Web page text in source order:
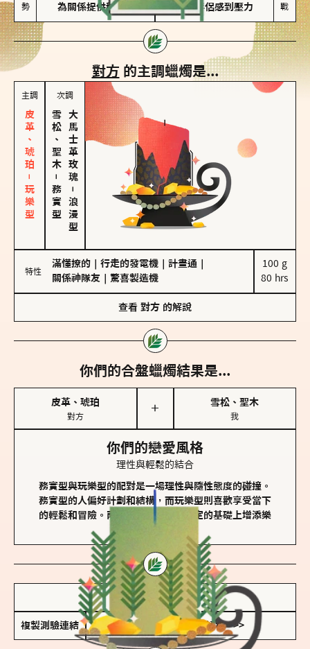
勢
為關係提供穩定度
易讓伴侶感到壓力
戰
對方 的主調蠟燭是...
主調
皮革、琥珀－玩樂型
次調
雪松、聖木
－
務實型
大馬士革玫瑰
－
浪漫型
特性
滿懂撩的 行走的發電機 計畫通
關係神隊友
驚喜製造機
100 g
80 hrs
查看 對方 的解說
你們的合盤蠟燭結果是...
皮革、琥珀
對方
＋
雪松、聖木
我
你們的戀愛風格
理性與輕鬆的結合
務實型與玩樂型的配對是一場理性與隨性態度的碰撞。
務實型的人偏好計劃和結構，而玩樂型則喜歡享受當下
的輕鬆和冒險。兩者的關係能夠在穩定的基礎上增添樂
儲存我的結果圖
複製測驗連結 查看香氛類型全解析 >>>